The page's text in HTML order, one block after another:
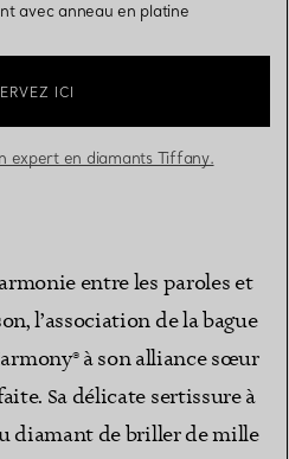
avec anneau en platine
ICI
expert en diamants Tiffany.
entre les paroles et
l’association de la bague
à son alliance sœur
Sa délicate sertissure à
diamant de briller de mille